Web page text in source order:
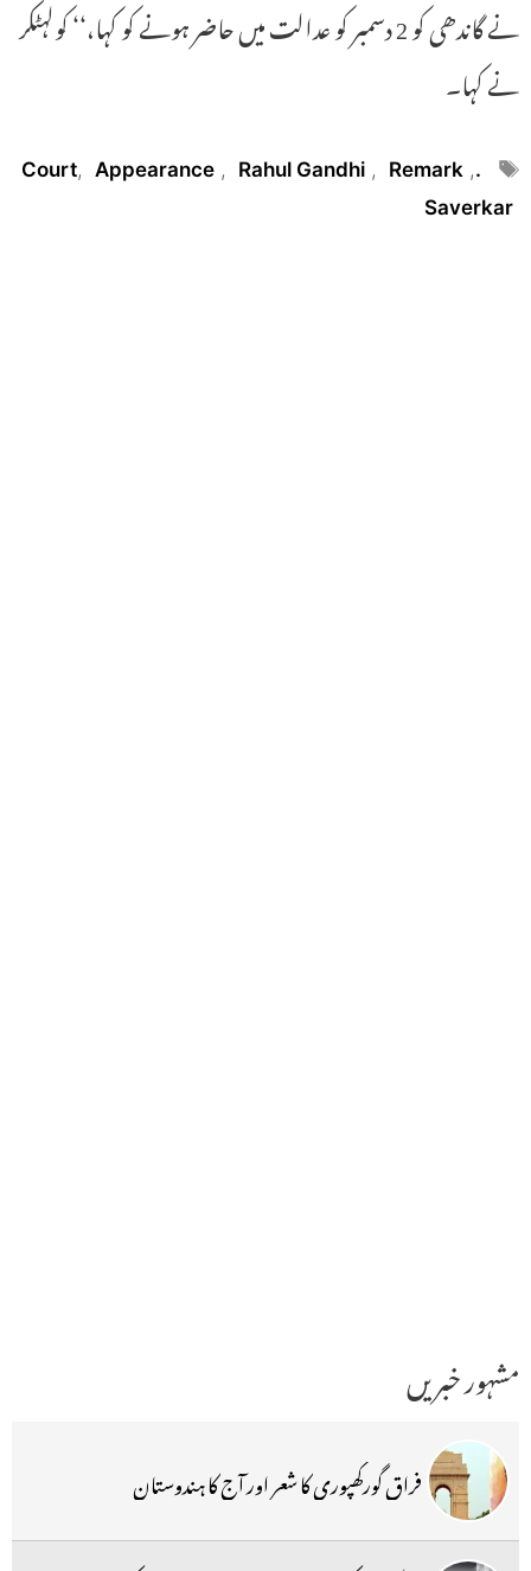
نے گاندھی کو 2 دسمبر کو عدالت میں حاضر ہونے کو کہا،‘‘ کولہٹکر
نے کہا۔
Tags.Court
, Appearance , Rahul Gandhi , Remark ,
Saverkar
مشہور خبریں
فراق گورکھپوری کا شعر اور آج کا ہندوستان